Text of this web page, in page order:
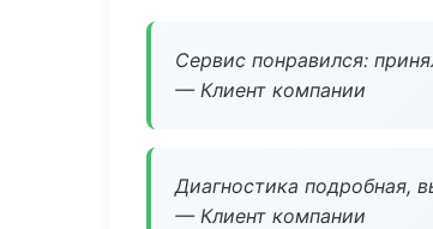
Сервис понравился:
— Клиент компании
Диагностика подробная,
— Клиент компании